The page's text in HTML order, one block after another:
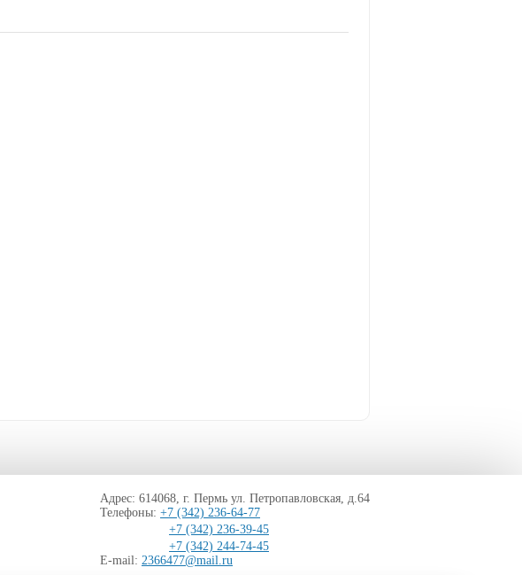
Адрес: 614068, г. Пермь ул. Петропавловская, д.64
Телефоны: +7 (342) 236-64-77
+7 (342) 236-39-45
+7 (342) 244-74-45
E-mail: 2366477@mail.ru